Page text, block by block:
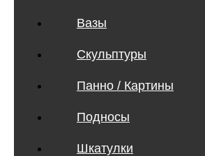
Вазы
Скульптуры
Панно / Картины
Подносы
Шкатулки